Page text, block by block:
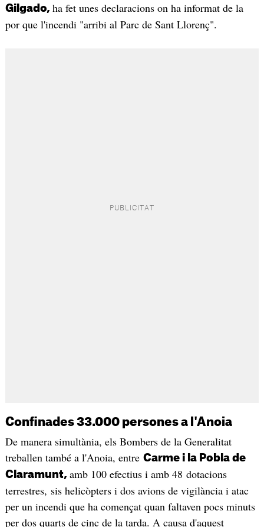
Gilgado, ha fet unes declaracions on ha informat de la
por que l'incendi "arribi al Parc de Sant Llorenç".
Confinades 33.000 persones a l'Anoia
De manera simultània, els Bombers de la Generalitat
treballen també a l'Anoia, entre Carme i la Pobla de
Claramunt, amb 100 efectius i amb 48 dotacions
terrestres, sis helicòpters i dos avions de vigilància i atac
per un incendi que ha començat quan faltaven pocs minuts
per dos quarts de cinc de la tarda. A causa d'aquest